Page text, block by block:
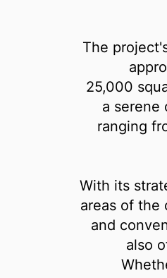
The
25,000
a serene
ranging
With its
areas of the
and
also